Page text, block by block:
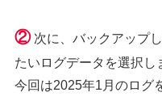
②次に、バックアップ
たいログデータを選択し
今回は2025年1月のログ